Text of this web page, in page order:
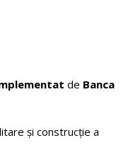
de Banca
și construcție a